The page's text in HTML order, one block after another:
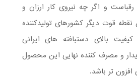
رقباست و اگر چه نیروی کار ارزان و
قوت دیگر کشورهای تولیدکننده
بالای دستبافته های ایرانی
و مصرف کننده نهایی این محصول
تر باشد.